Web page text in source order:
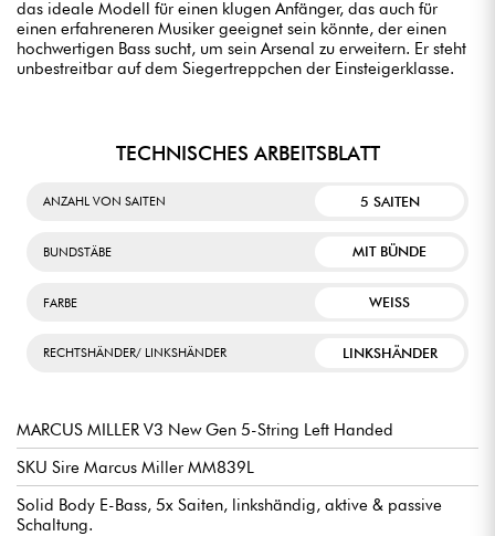
das ideale Modell für einen klugen Anfänger, das auch für
einen erfahreneren Musiker geeignet sein könnte, der einen
hochwertigen Bass sucht, um sein Arsenal zu erweitern. Er steht
unbestreitbar auf dem Siegertreppchen der Einsteigerklasse.
TECHNISCHES ARBEITSBLATT
ANZAHL VON SAITEN 5 SAITEN
BUNDSTÄBE MIT BÜNDE
FARBE WEISS
RECHTSHÄNDER/ LINKSHÄNDER LINKSHÄNDER
MARCUS MILLER V3 New Gen 5-String Left Handed
SKU Sire Marcus Miller MM839L
Solid Body E-Bass, 5x Saiten, linkshändig, aktive & passive
Schaltung.